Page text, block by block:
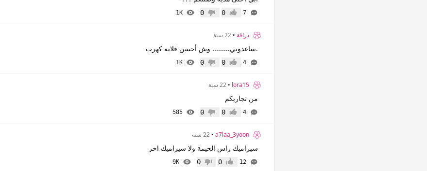
7 إعجاب0 عدم إعجاب
0
1K
دراقة • 22 سنة
.ساعدوني......... وش أحسن قلايه كهرب
4 إعجاب0 عدم إعجاب
0
1K
lora15
• 22 سنة
من تجاربكم
4 إعجاب0 عدم إعجاب
0
585
a7laa_3yoon
• 22 سنة
سيراميك راس الخيمة ولا سيراميك اخر
12 إعجاب0 عدم إعجاب
0
9K